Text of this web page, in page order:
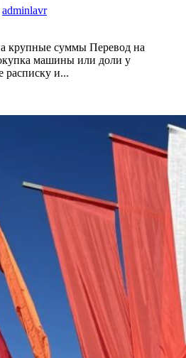
adminlavr
крупные суммы Перевод на
машины или доли у
расписку и...